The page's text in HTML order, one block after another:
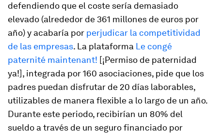
defendiendo que el coste sería demasiado
elevado (alrededor de 361 millones de euros por
año) y acabaría por perjudicar la competitividad
de las empresas. La plataforma Le congé
paternité maintenant! [¡Permiso de paternidad
ya!], integrada por 160 asociaciones, pide que los
padres puedan disfrutar de 20 días laborables,
utilizables de manera flexible a lo largo de un año.
Durante este periodo, recibirían un 80% del
sueldo a través de un seguro financiado por